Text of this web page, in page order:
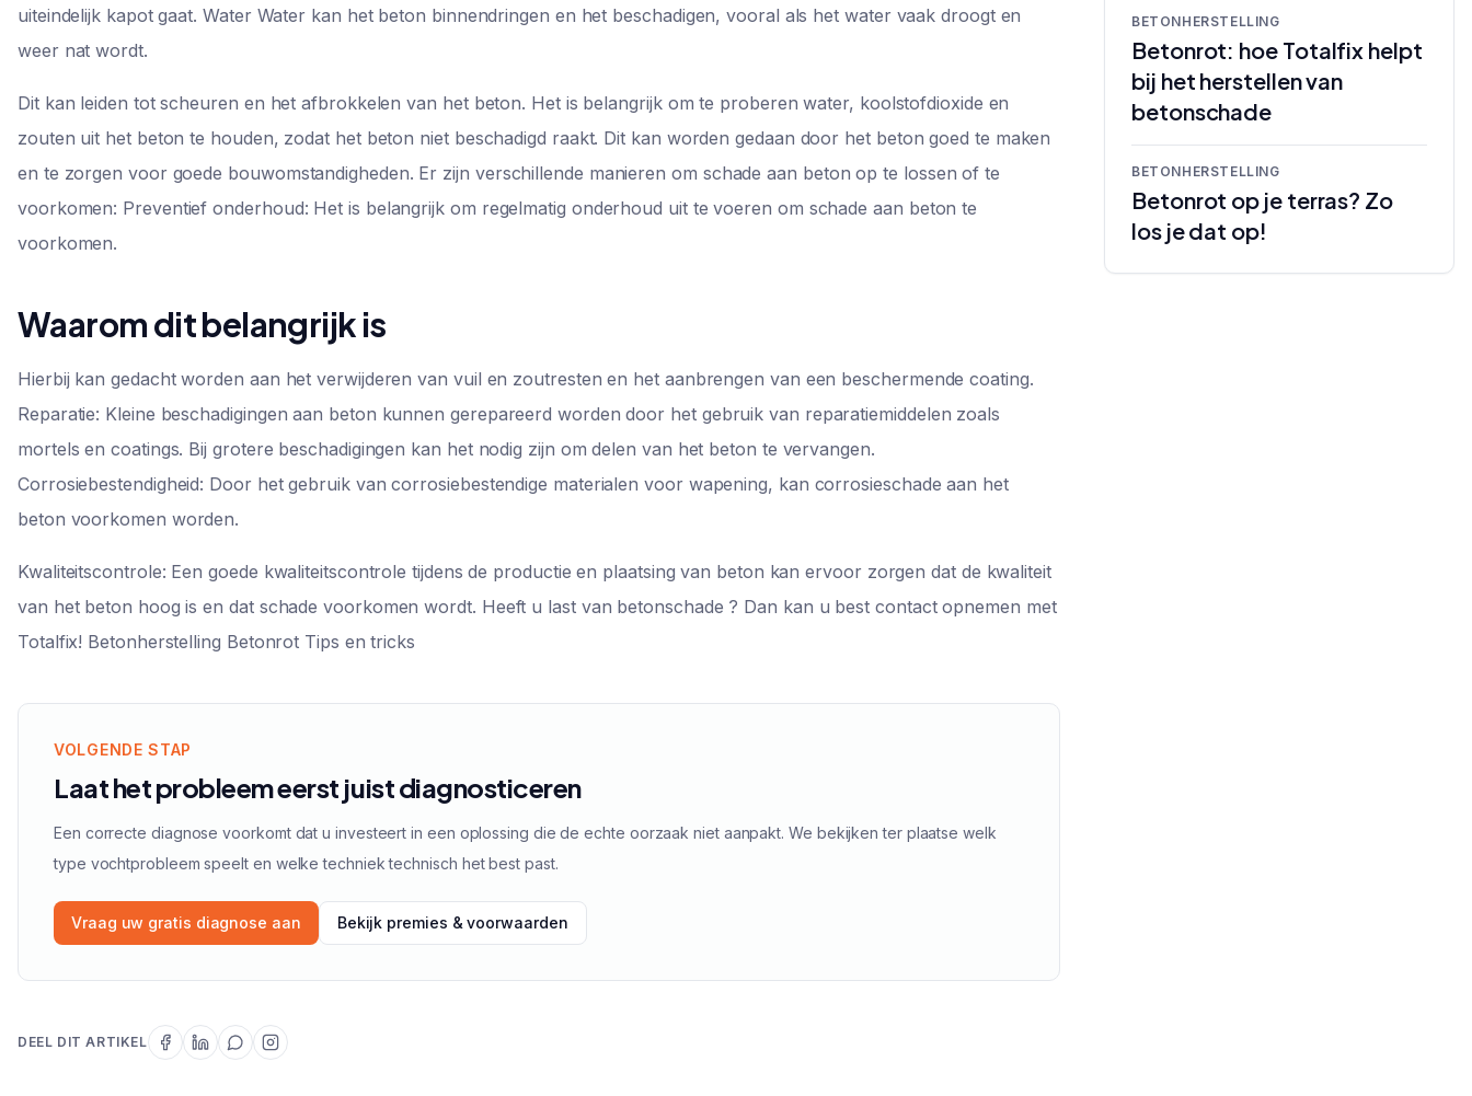
uiteindelijk kapot gaat. Water Water kan het beton binnendringen en het beschadigen, vooral als het water vaak droogt en
weer nat wordt.
Dit kan leiden tot scheuren en het afbrokkelen van het beton. Het is belangrijk om te proberen water, koolstofdioxide en
zouten uit het beton te houden, zodat het beton niet beschadigd raakt. Dit kan worden gedaan door het beton goed te maken
en te zorgen voor goede bouwomstandigheden. Er zijn verschillende manieren om schade aan beton op te lossen of te
voorkomen: Preventief onderhoud: Het is belangrijk om regelmatig onderhoud uit te voeren om schade aan beton te
voorkomen.
Waarom dit belangrijk is
Hierbij kan gedacht worden aan het verwijderen van vuil en zoutresten en het aanbrengen van een beschermende coating.
Reparatie: Kleine beschadigingen aan beton kunnen gerepareerd worden door het gebruik van reparatiemiddelen zoals
mortels en coatings. Bij grotere beschadigingen kan het nodig zijn om delen van het beton te vervangen.
Corrosiebestendigheid: Door het gebruik van corrosiebestendige materialen voor wapening, kan corrosieschade aan het
beton voorkomen worden.
Kwaliteitscontrole: Een goede kwaliteitscontrole tijdens de productie en plaatsing van beton kan ervoor zorgen dat de kwaliteit
van het beton hoog is en dat schade voorkomen wordt. Heeft u last van betonschade ? Dan kan u best contact opnemen met
Totalfix! Betonherstelling Betonrot Tips en tricks
VOLGENDE STAP
Laat het probleem eerst juist diagnosticeren
Een correcte diagnose voorkomt dat u investeert in een oplossing die de echte oorzaak niet aanpakt. We bekijken ter plaatse welk
type vochtprobleem speelt en welke techniek technisch het best past.
Vraag uw gratis diagnose aan Bekijk premies & voorwaarden
DEEL DIT ARTIKEL
BETONHERSTELLING
Betonrot: hoe Totalfix helpt
bij het herstellen van
betonschade
BETONHERSTELLING
Betonrot op je terras? Zo
los je dat op!